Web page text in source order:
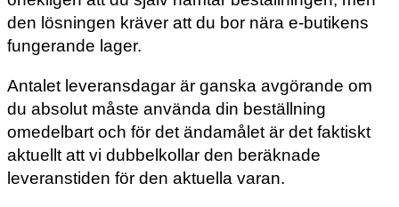
den lösningen kräver att du bor nära e-butikens
fungerande lager.
Antalet leveransdagar är ganska avgörande om
du absolut måste använda din beställning
omedelbart och för det ändamålet är det faktiskt
aktuellt att vi dubbelkollar den beräknade
leveranstiden för den aktuella varan.